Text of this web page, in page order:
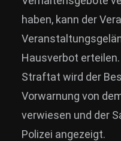
haben, kann der
Hausverbot
Straftat wird der
Vorwarnung von
verwiesen und der
Polizei angezeigt.